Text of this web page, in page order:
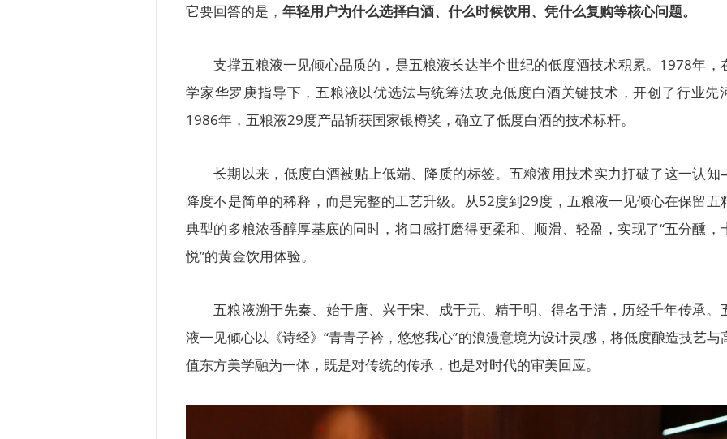
它要回答的是， 年轻用户为什么选择白酒、什么时候饮用、凭什么复购等核心问题。
支撑五粮液一见倾心品质的，是五粮液长达半个世纪的低度酒技术积累。1978年，
学家华罗庚指导下，五粮液以优选法与统筹法攻克低度白酒关键技术，开创了行业先
1986年，五粮液29度产品斩获国家银樽奖，确立了低度白酒的技术标杆。
长期以来，低度白酒被贴上低端、降质的标签。五粮液用技术实力打破了这一认
降度不是简单的稀释，而是完整的工艺升级。从52度到29度，五粮液一见倾心在保留五
典型的多粮浓香醇厚基底的同时，将口感打磨得更柔和、顺滑、轻盈，实现了“五分醺，
悦”的黄金饮用体验。
五粮液溯于先秦、始于唐、兴于宋、成于元、精于明、得名于清，历经千年传承。
液一见倾心以《诗经》“青青子衿，悠悠我心”的浪漫意境为设计灵感，将低度酿造技艺与
值东方美学融为一体，既是对传统的传承，也是对时代的审美回应。